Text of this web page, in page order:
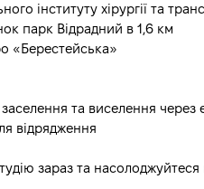
інституту хірургії та
парк Відрадний в 1,6 км
«Берестейська»
та виселення через
відрядження
зараз та